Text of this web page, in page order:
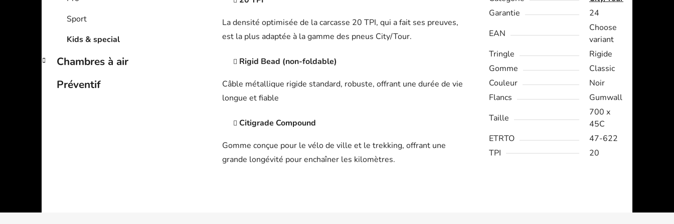
Sport
Kids & special
Chambres à air
Préventif
La densité optimisée de la carcasse 20 TPI, qui a fait ses preuves,
est la plus adaptée à la gamme des pneus City/Tour.
Rigid Bead (non-foldable)
Câble métallique rigide standard, robuste, offrant une durée de vie
longue et fiable
Citigrade Compound
Gomme conçue pour le vélo de ville et le trekking, offrant une
grande longévité pour enchaîner les kilomètres.
Garantie
24
EAN
Choose
variant
Tringle
Rigide
Gomme
Classic
Couleur
Noir
Flancs
Gumwall
Taille
700 x
45C
ETRTO
47-622
TPI
20